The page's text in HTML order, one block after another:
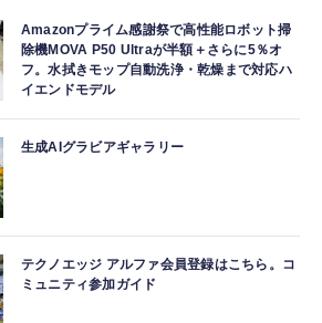
Amazonプライム感謝祭で高性能ロボット掃
除機MOVA P50 Ultraが半額＋さらに5％オ
フ。水拭きモップ自動洗浄・乾燥まで対応ハ
イエンドモデル
生成AIグラビアギャラリー
テクノエッジ アルファ会員登録はこちら。コ
ミュニティ参加ガイド